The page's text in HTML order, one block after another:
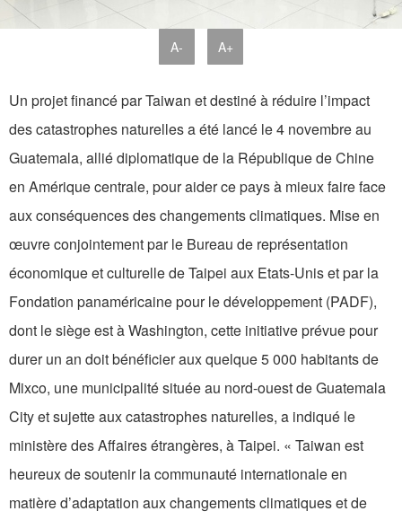
A- A+
Un projet financé par Taiwan et destiné à réduire l’impact
des catastrophes naturelles a été lancé le 4 novembre au
Guatemala, allié diplomatique de la République de Chine
en Amérique centrale, pour aider ce pays à mieux faire face
aux conséquences des changements climatiques. Mise en
œuvre conjointement par le Bureau de représentation
économique et culturelle de Taipei aux Etats-Unis et par la
Fondation panaméricaine pour le développement (PADF),
dont le siège est à Washington, cette initiative prévue pour
durer un an doit bénéficier aux quelque 5 000 habitants de
Mixco, une municipalité située au nord-ouest de Guatemala
City et sujette aux catastrophes naturelles, a indiqué le
ministère des Affaires étrangères, à Taipei. « Taiwan est
heureux de soutenir la communauté internationale en
matière d’adaptation aux changements climatiques et de